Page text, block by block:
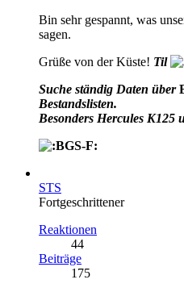
Bin sehr gespannt, was
sagen.
Grüße von der Küste! Til
Suche ständig Daten über
Bestandslisten.
Besonders Hercules K125
STS
Fortgeschrittener
Reaktionen
44
Beiträge
175